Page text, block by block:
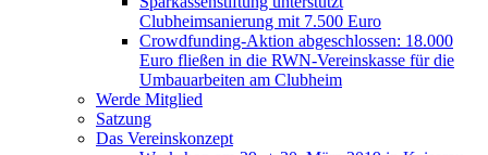
Clubheimsanierung mit 7.500 Euro
Crowdfunding-Aktion abgeschlossen: 18.000
Euro fließen in die RWN-Vereinskasse für die
Umbauarbeiten am Clubheim
Werde Mitglied
Satzung
Das Vereinskonzept